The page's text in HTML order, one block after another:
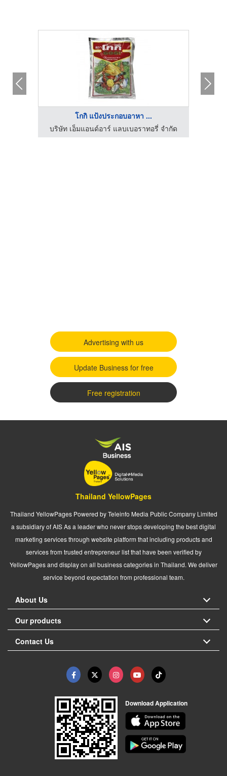
โกกิ แป้งประกอบอาหา ...
บริษัท เอ็มแอนด์อาร์ แลบเบอราทอรี่ จำกัด
Advertising with us
Update Business for free
Free registration
Thailand YellowPages
Thailand YellowPages Powered by Teleinfo Media Public Company Limited
a subsidiary of AIS As a leader who never stops developing the best digital
marketing services through website platform that including products and
services from trusted entrepreneur list that have been verified by
YellowPages and display on all business categories in Thailand. We deliver
service beyond expectation from professional team.
About Us
Our products
Contact Us
Download Application